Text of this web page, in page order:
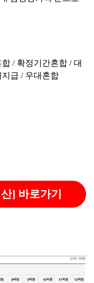
/ 확정기간혼합 / 대
급 / 우대혼합
] 바로가기